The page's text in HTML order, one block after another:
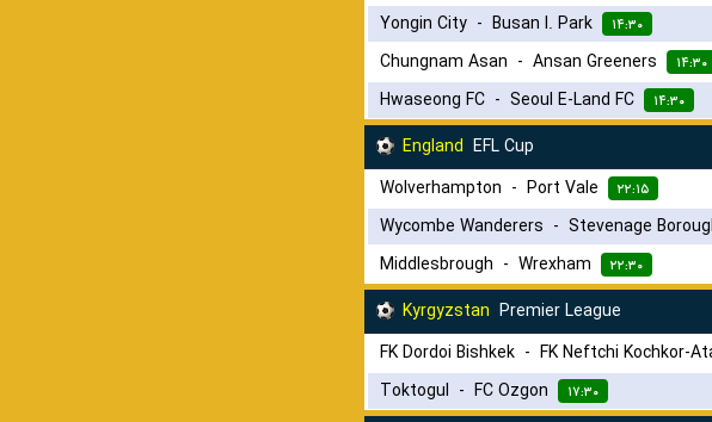
Yongin City - Busan I. Park ۱۴:۳۰
Chungnam Asan - Ansan Greeners ۱۴:۳۰
Hwaseong FC - Seoul E-Land FC ۱۴:۳۰
England EFL Cup
Wolverhampton - Port Vale ۲۲:۱۵
Wycombe Wanderers - Stevenage
Middlesbrough - Wrexham ۲۲:۳۰
Kyrgyzstan Premier League
FK Dordoi Bishkek - FK Neftchi Kochkor-
Toktogul - FC Ozgon ۱۷:۳۰